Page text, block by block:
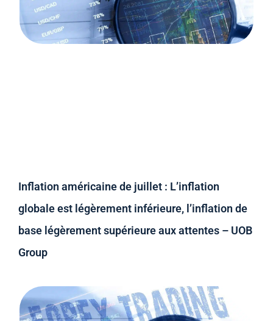
Inflation américaine de juillet : L’inflation
globale est légèrement inférieure, l’inflation de
base légèrement supérieure aux attentes – UOB
Group